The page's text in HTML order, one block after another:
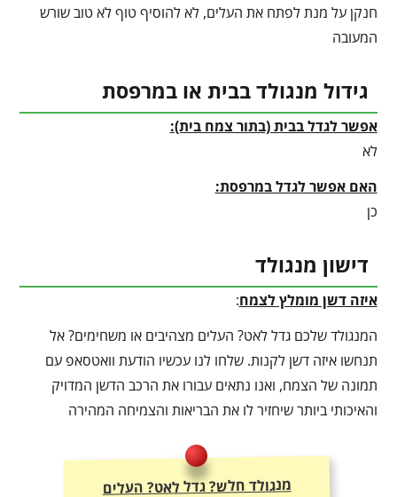
חנקן על מנת לפתח את העלים, לא להוסיף טוף לא טוב שורש
המעובה
גידול מנגולד בבית או במרפסת
אפשר לגדל בבית (בתור צמח בית):
לא
האם אפשר לגדל במרפסת:
כן
דישון מנגולד
איזה דשן מומלץ לצמח:
המנגולד שלכם גדל לאט? העלים מצהיבים או משחימים? אל
תנחשו איזה דשן לקנות. שלחו לנו עכשיו הודעת וואטסאפ עם
תמונה של הצמח, ואנו נתאים עבורו את הרכב הדשן המדויק
והאיכותי ביותר שיחזיר לו את הבריאות והצמיחה המהירה
מנגולד חלש? גדל לאט? העלים